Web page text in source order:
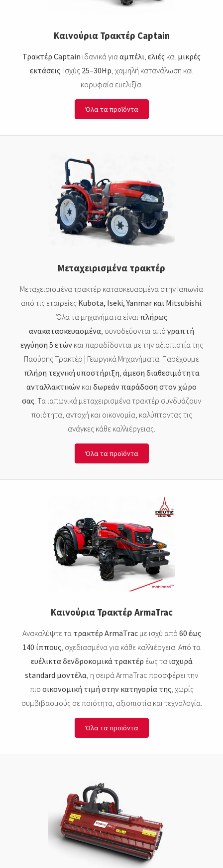
Καινούρια Τρακτέρ Captain
Τρακτέρ Captain ιδανικά για αμπέλι ελιές και μικρές
εκτάσεις . Ισχύς 25–30Hp , χαμηλή κατανάλωση και
κορυφαία ευελιξία.
Όλα τα προϊόντα
Μεταχειρισμένα τρακτέρ
Μεταχειρισμένα τρακτέρ κατασκευασμένα στην Ιαπωνία
από τις εταιρείες Kubota, Iseki, Yanmar και Mitsubishi
Όλα τα μηχανήματα είναι πλήρως
ανακατασκευασμένα , συνοδεύονται απόγραπτή
εγγύηση 5 ετώνκαι παραδίδονται με την αξιοπιστία της
Παούρης Τρακτέρ | Γεωργικά Μηχανήματα. Παρέχουμε
πλήρη τεχνική υποστήριξη άμεση διαθεσιμότητα
ανταλλακτικών και δωρεάν παράδοση στον χώρο
σας . Τα ιαπωνικά μεταχειρισμένα τρακτέρ συνδυάζουν
ποιότητα, αντοχή και οικονομία, καλύπτοντας τις
ανάγκες κάθε καλλιέργειας.
Όλα τα προϊόντα
Καινούρια Τρακτέρ ArmaTrac
Ανακαλύψτε τα τρακτέρ ArmaTracμε ισχύ από 60 έως
140 ίππους , σχεδιασμένα για κάθε καλλιέργεια. Από τα
ευέλικτα δενδροκομικά τρακτέρ έως τα ισχυρά
standard μοντέλα , η σειρά ArmaTrac προσφέρει την
πιο οικονομική τιμή στην κατηγορία της, χωρίς
συμβιβασμούς σε ποιότητα, αξιοπιστία και τεχνολογία.
Όλα τα προϊόντα